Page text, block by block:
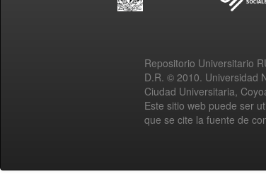
Repositorio Universitario
D.R. © 2010. Universidad
Ciudad Universitaria,
Este sitio web puede ser
que se cite la fuente de